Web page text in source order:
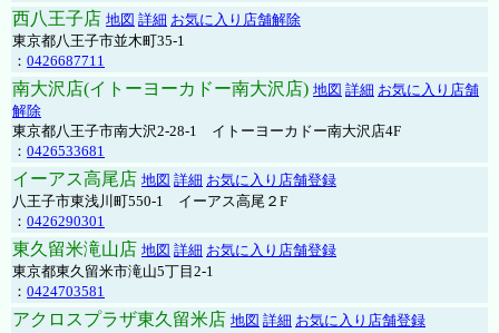
西八王子店 地図 詳細 お気に入り店舗解除
東京都八王子市並木町35-1
： 0426687711
南大沢店(イトーヨーカドー南大沢店) 地図 詳細 お気に入り店舗
解除
東京都八王子市南大沢2-28-1 イトーヨーカドー南大沢店4F
： 0426533681
イーアス高尾店 地図 詳細 お気に入り店舗登録
八王子市東浅川町550-1 イーアス高尾２F
： 0426290301
東久留米滝山店 地図 詳細 お気に入り店舗登録
東京都東久留米市滝山5丁目2-1
： 0424703581
アクロスプラザ東久留米店 地図 詳細 お気に入り店舗登録